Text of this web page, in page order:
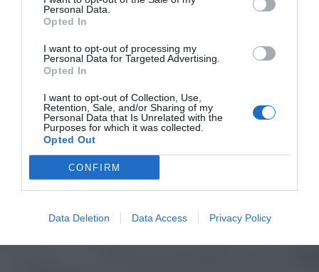
Personal Data.
Opted In
I want to opt-out of processing my
Personal Data for Targeted Advertising.
Opted In
I want to opt-out of Collection, Use,
Retention, Sale, and/or Sharing of my
Personal Data that Is Unrelated with the
Purposes for which it was collected.
Opted Out
CONFIRM
Data Deletion Data Access Privacy Policy